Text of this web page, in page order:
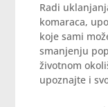
Radi
komaraca,
koje sami
smanjenju
životnom
upoznajte i